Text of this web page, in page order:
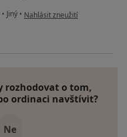
• Jiný • podle názoru uživatele Luboš Z.
Nahlásit zneužití
rozhodovat o tom,
ordinaci navštívit?
Ne